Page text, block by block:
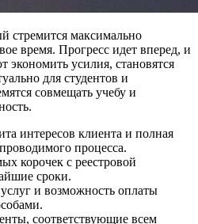
стремится максимально
время. Прогресс идет вперед, и
экономить усилия, становятся
для студентов и
совмещать учебу и
интересов клиента и полная
процесса.
корочек с реестровой
сроки.
и возможность оплаты
соответствующие всем